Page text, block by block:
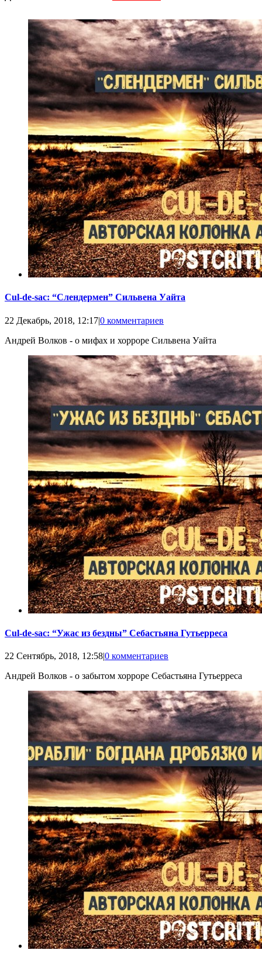
Cul-de-sac: “Слендермен” Сильвена Уайта
22 Декабрь, 2018, 12:17|0 комментариев
Андрей Волков - о мифах и хорроре Сильвена Уайта
Cul-de-sac: “Ужас из бездны” Себастьяна Гутьерреса
22 Сентябрь, 2018, 12:58|0 комментариев
Андрей Волков - о забытом хорроре Себастьяна Гутьерреса